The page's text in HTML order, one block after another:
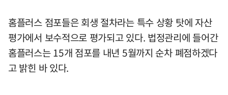
홈플러스 점포들은 회생 절차라는 특수 상황 탓에 자산
평가에서 보수적으로 평가되고 있다. 법정관리에 들어간
홈플러스는 15개 점포를 내년 5월까지 순차 폐점하겠다
고 밝힌 바 있다.